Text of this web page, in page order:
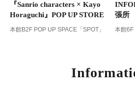
『Sanrio characters × Kayo
Horaguchi』POP UP STORE
本館B2F POP UP SPACE「SPOT」
張所
本館6F